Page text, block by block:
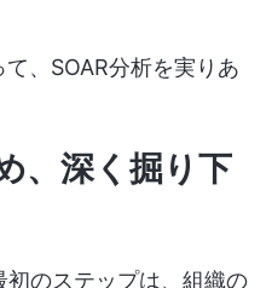
、SOAR分析を実りあ
、深く掘り下
初のステップは、組織の